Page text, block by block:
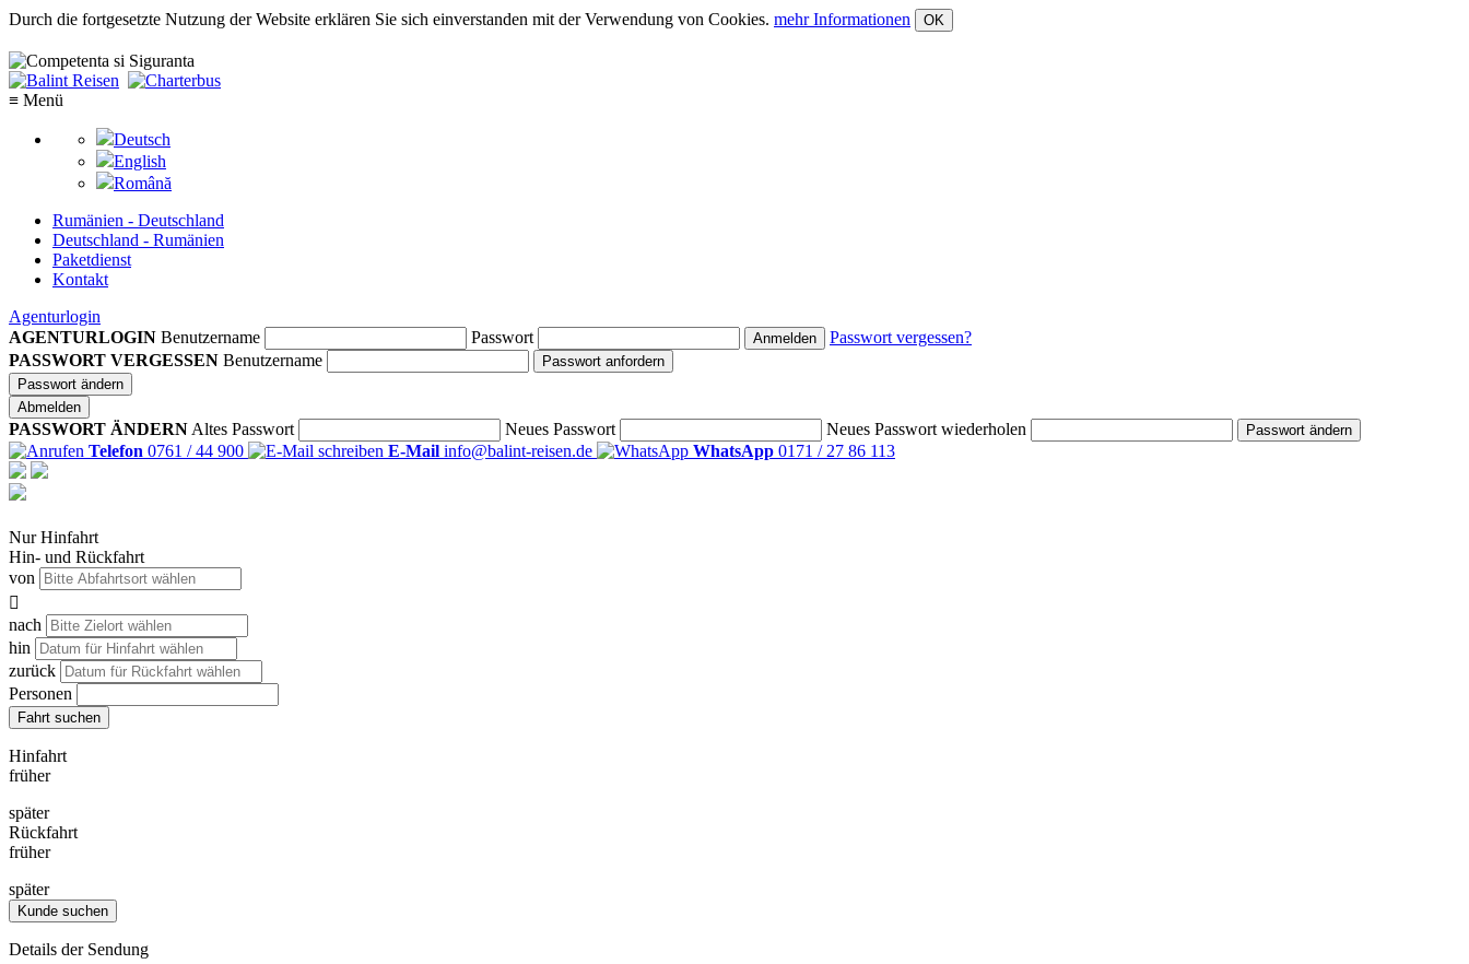
Durch die fortgesetzte Nutzung der Website erklären Sie sich einverstanden mit der Verwendung von Cookies. mehr Informationen OK
≡ Menü
Deutsch
English
Română
Rumänien - Deutschland
Deutschland - Rumänien
Paketdienst
Kontakt
Agenturlogin
AGENTURLOGIN Benutzername Passwort Anmelden
Passwort vergessen?
PASSWORT VERGESSEN Benutzername
Passwort anfordern
Passwort ändern
Abmelden
PASSWORT ÄNDERN Altes Passwort Neues Passwort Neues Passwort wiederholen Passwort ändern
Telefon 0761 / 44 900 E-Mail info@balint-reisen.de WhatsApp 0171 / 27 86 113
Nur Hinfahrt
Hin- und Rückfahrt
von

nach
hin
zurück
Personen
Fahrt suchen
Hinfahrt
früher
später
Rückfahrt
früher
später
Kunde suchen
Details der Sendung